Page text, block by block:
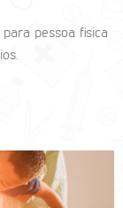
pessoa física